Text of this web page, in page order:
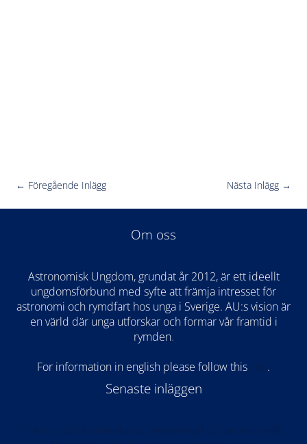
← Föregående Inlägg Nästa Inlägg →
Om oss
Astronomisk Ungdom, grundat år 2012, är ett ideellt
ungdomsförbund med syfte att främja intresset för
astronomi och rymdfart hos unga i Sverige. AU:s vision är
en värld där unga utforskar och formar vår framtid i
rymden.
For information in english please follow this
.
Senaste inläggen